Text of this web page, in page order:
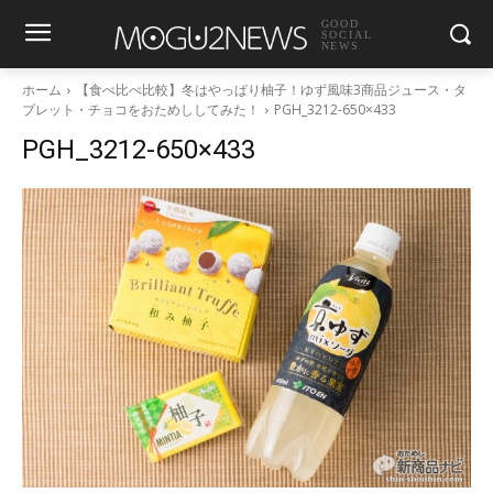
GOOD
SOCIAL
NEWS
ホーム
【食べ比べ比較】冬はやっぱり柚子！ゆず風味3商品ジュース・タ
ブレット・チョコをおためししてみた！
PGH_3212-650×433
PGH_3212-650×433